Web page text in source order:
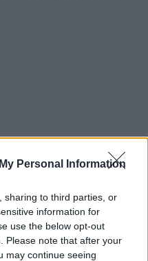
Personal Information
sharing to third parties, or
information for
use the below opt-out
Please note that after your
may continue seeing